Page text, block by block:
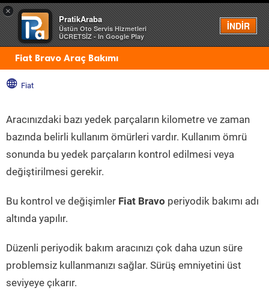
×
PratikAraba
Üstün Oto Servis Hizmetleri
ÜCRETSİZ - In Google Play
İNDİR
Menü
Fiat Bravo Araç Bakımı
Fiat
Aracınızdaki bazı yedek parçaların kilometre ve zaman
bazında belirli kullanım ömürleri vardır. Kullanım ömrü
sonunda bu yedek parçaların kontrol edilmesi veya
değiştirilmesi gerekir.
Bu kontrol ve değişimler Fiat Bravo periyodik bakımı adı
altında yapılır.
Düzenli periyodik bakım aracınızı çok daha uzun süre
problemsiz kullanmanızı sağlar. Sürüş emniyetini üst
seviyeye çıkarır.